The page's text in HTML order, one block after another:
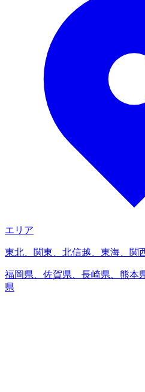
エリア
東北、関東、北信越、東海、関
福岡県、佐賀県、長崎県、熊本
県